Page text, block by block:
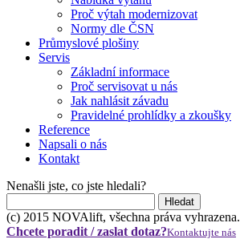
Proč výtah modernizovat
Normy dle ČSN
Průmyslové plošiny
Servis
Základní informace
Proč servisovat u nás
Jak nahlásit závadu
Pravidelné prohlídky a zkoušky
Reference
Napsali o nás
Kontakt
Nenašli jste, co jste hledali?
(c) 2015 NOVAlift, všechna práva vyhrazena.
Chcete poradit / zaslat dotaz?Kontaktujte nás